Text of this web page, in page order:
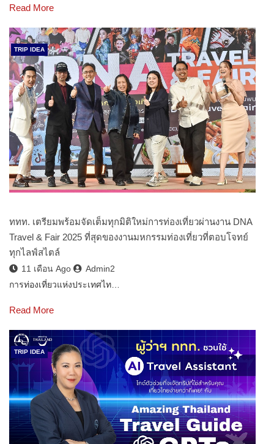
Read More
TRIP IDEA
ททท. เตรียมพร้อมจัดเต็มทุกมิติใหม่การท่องเที่ยวผ่านงาน DNA
Travel & Fair 2025 ที่สุดของงานมหกรรมท่องเที่ยวที่ตอบโจทย์
ทุกไลฟ์สไตล์
11 เดือน Ago
Admin2
การท่องเที่ยวแห่งประเทศไท…
Read More
TRIP IDEA